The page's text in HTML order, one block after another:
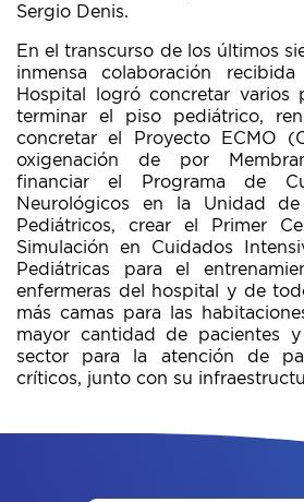
Sergio Denis.
En el transcurso de los últimos
inmensa colaboración
Hospital logró concretar varios
terminar el piso pediátrico,
concretar el Proyecto ECMO
oxigenación de por
financiar el Programa de
Neurológicos en la Unidad
Pediátricos, crear el Primer
Simulación en Cuidados
Pediátricas para el
enfermeras del hospital y de
más camas para las
mayor cantidad de pacientes
sector para la atención de
críticos, junto con su